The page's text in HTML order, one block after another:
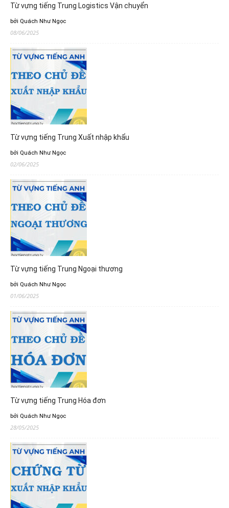
Từ vựng tiếng Trung Logistics Vận chuyển
bởi Quách Như Ngọc
08/06/2025
Từ vựng tiếng Trung Xuất nhập khẩu
bởi Quách Như Ngọc
02/06/2025
Từ vựng tiếng Trung Ngoại thương
bởi Quách Như Ngọc
01/06/2025
Từ vựng tiếng Trung Hóa đơn
bởi Quách Như Ngọc
28/05/2025